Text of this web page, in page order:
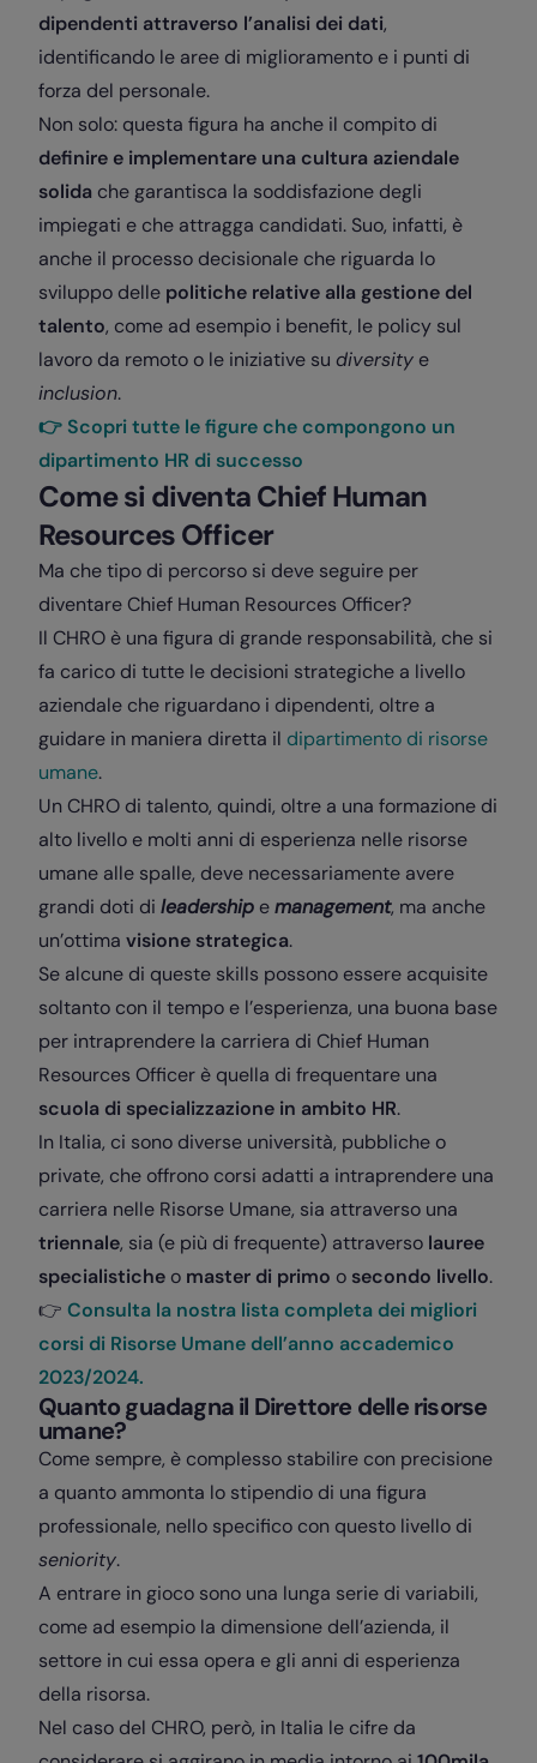
dipendenti attraverso l’analisi dei dati,
identificando le aree di miglioramento e i punti di
forza del personale.
Non solo: questa figura ha anche il compito di
definire e implementare una cultura aziendale
solida che garantisca la soddisfazione degli
impiegati e che attragga candidati. Suo, infatti, è
anche il processo decisionale che riguarda lo
sviluppo delle politiche relative alla gestione del
talento, come ad esempio i benefit, le policy sul
lavoro da remoto o le iniziative su diversity e
inclusion.
👉 Scopri tutte le figure che compongono un
dipartimento HR di successo
Come si diventa Chief Human
Resources Officer
Ma che tipo di percorso si deve seguire per
diventare Chief Human Resources Officer?
Il CHRO è una figura di grande responsabilità, che si
fa carico di tutte le decisioni strategiche a livello
aziendale che riguardano i dipendenti, oltre a
guidare in maniera diretta il dipartimento di risorse
umane.
Un CHRO di talento, quindi, oltre a una formazione di
alto livello e molti anni di esperienza nelle risorse
umane alle spalle, deve necessariamente avere
grandi doti di leadership emanagement, ma anche
un’ottima visione strategica.
Se alcune di queste skills possono essere acquisite
soltanto con il tempo e l’esperienza, una buona base
per intraprendere la carriera di Chief Human
Resources Officer è quella di frequentare una
scuola di specializzazione in ambito HR.
In Italia, ci sono diverse università, pubbliche o
private, che offrono corsi adatti a intraprendere una
carriera nelle Risorse Umane, sia attraverso una
triennale, sia (e più di frequente) attraverso lauree
specialistiche o master di primo o secondo livello.
👉 Consulta la nostra lista completa dei migliori
corsi di Risorse Umane dell’anno accademico
2023/2024.
Quanto guadagna il Direttore delle risorse
umane?
Come sempre, è complesso stabilire con precisione
a quanto ammonta lo stipendio di una figura
professionale, nello specifico con questo livello di
seniority.
A entrare in gioco sono una lunga serie di variabili,
come ad esempio la dimensione dell’azienda, il
settore in cui essa opera e gli anni di esperienza
della risorsa.
Nel caso del CHRO, però, in Italia le cifre da